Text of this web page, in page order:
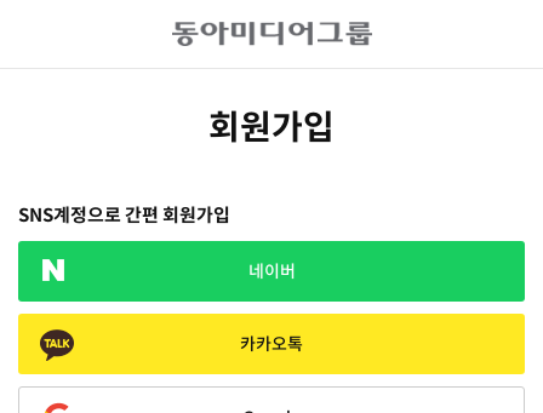
회원가입
SNS계정으로 간편 회원가입
네이버
카카오톡